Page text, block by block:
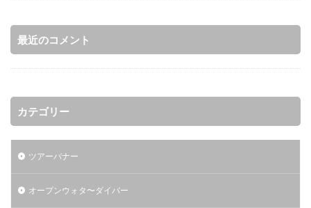
最近のコメント
カテゴリー
ツアーバナー
オープンウォタ〜ダイバー